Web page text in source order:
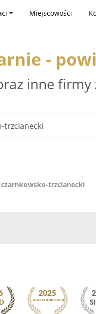
Miejscowości
-
inne firmy
trzcianecki